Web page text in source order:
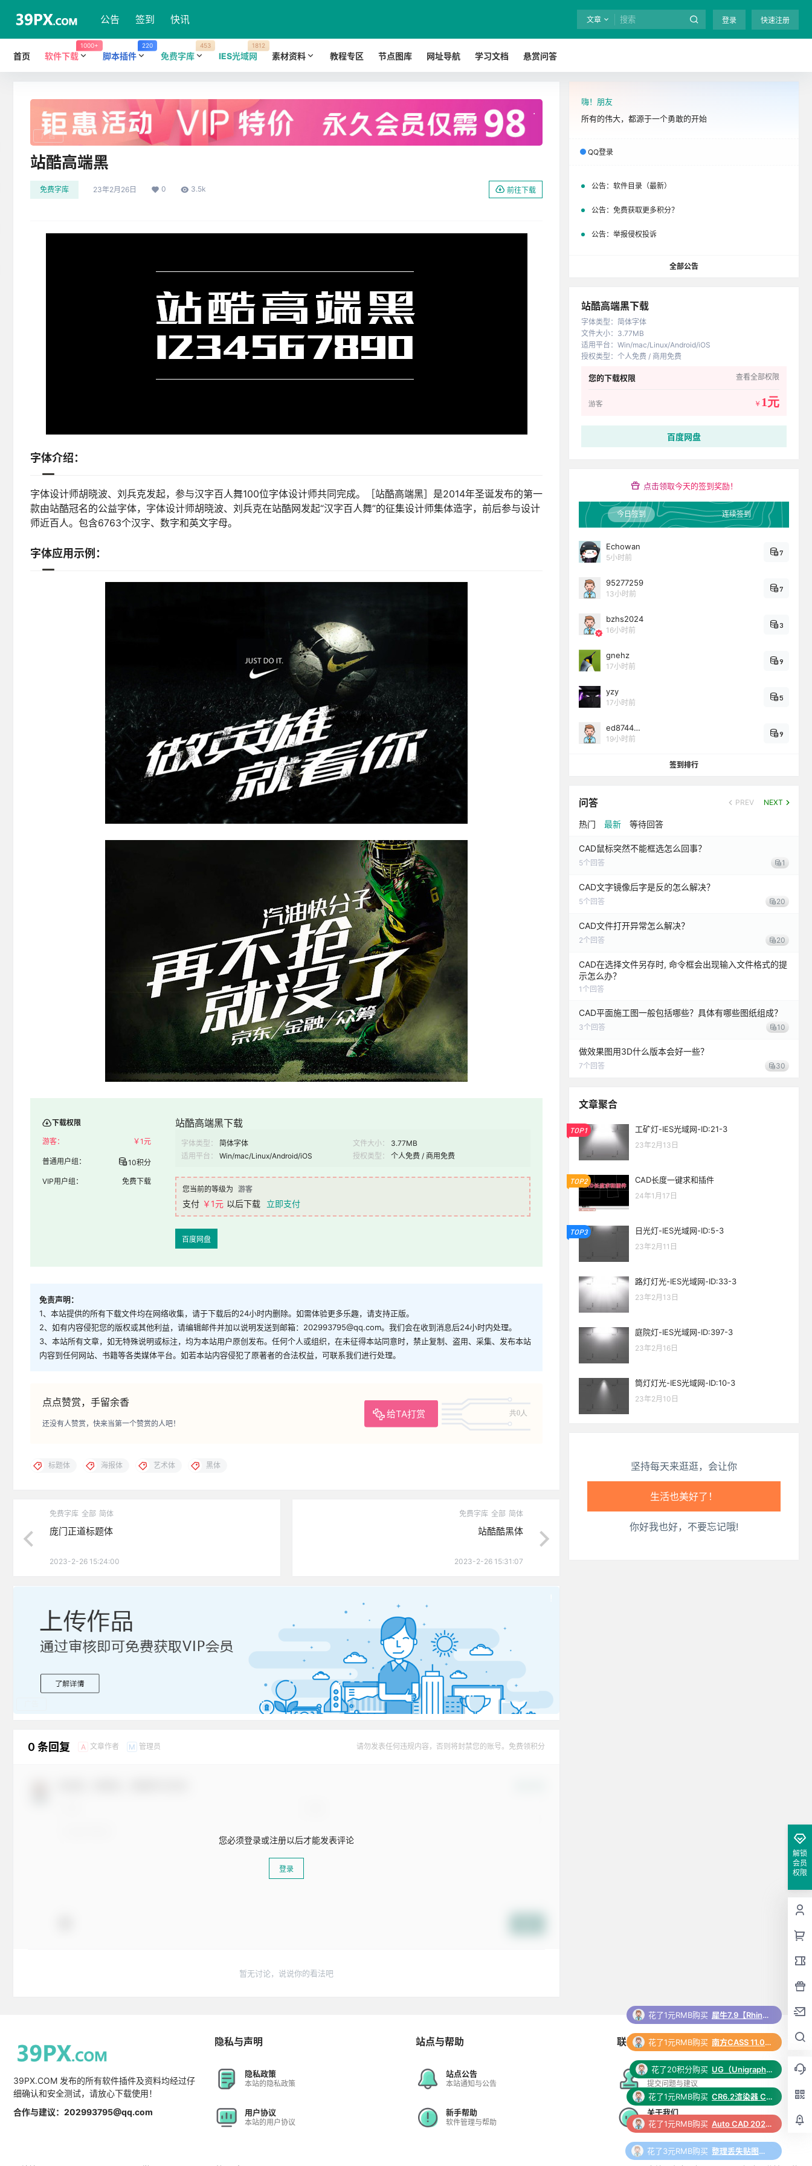
公告 签到 快讯 文章 登录 快速注册
首页 软件下载
1000+
脚本插件
220
免费字库
453
IES光域网
1812
素材资料 教程专区 节点图库 网址导航 学习文档 悬赏问答
. 全站终身免费下载！ 立即开通
广告
站酷高端黑
免费字库 23年2月26日 0 3.5k 前往下载
字体介绍：
字体设计师胡晓波、刘兵克发起，参与汉字百人舞100位字体设计师共同完成。［站酷高端黑］是2014年圣诞发布的第一
款由站酷冠名的公益字体，字体设计师胡晓波、刘兵克在站酷网发起“汉字百人舞”的征集设计师集体造字，前后参与设计
师近百人。包含6763个汉字、数字和英文字母。
字体应用示例：
下载权限
游客： ￥1元
普通用户组： 10积分
VIP用户组： 免费下载
站酷高端黑下载
字体类型： 简体字体 文件大小：
3.77MB
适用平台：
Win/mac/Linux/Android/iOS 授权类型： 个人免费 / 商用免费
您当前的等级为 游客
支付 ￥1元 以后下载 立即支付
百度网盘
免责声明：
1、本站提供的所有下载文件均在网络收集，请于下载后的24小时内删除。如需体验更多乐趣，请支持正版。
2、如有内容侵犯您的版权或其他利益，请编辑邮件并加以说明发送到邮箱：202993795@qq.com。我们会在收到消息后24小时内处理。
3、本站所有文章，如无特殊说明或标注，均为本站用户原创发布。任何个人或组织，在未征得本站同意时，禁止复制、盗用、采集、发布本站
内容到任何网站、书籍等各类媒体平台。如若本站内容侵犯了原著者的合法权益，可联系我们进行处理。
点点赞赏，手留余香
给TA打赏 共0人
还没有人赞赏，快来当第一个赞赏的人吧！
标题体 海报体 艺术体 黑体
免费字库 全部 简体
庞门正道标题体
2023-2-26 15:24:00
免费字库 全部 简体
站酷酷黑体
2023-2-26 15:31:07
0 条回复 A 文章作者 M 管理员 请勿发表任何违规内容，否则将封禁您的账号。免费领积分
您必须登录或注册以后才能发表评论
登录
暂无讨论，说说你的看法吧
嗨！朋友
所有的伟大，都源于一个勇敢的开始
QQ登录
公告： 软件目录（最新）
公告： 免费获取更多积分？
公告： 举报侵权投诉
全部公告
站酷高端黑下载
字体类型 ： 简体字体
文件大小： 3.77MB
适用平台 ： Win/mac/Linux/Android/iOS
授权类型 ： 个人免费 / 商用免费
您的下载权限 查看全部权限
游客 ￥ 1元
百度网盘
点击领取今天的签到奖励！
今日签到 连续签到
Echowan
5小时前
7
95277259
13小时前
7
bzhs2024
16小时前
3
gnehz
17小时前
9
yzy
17小时前
5
ed8744…
19小时前
9
签到排行
问答 PREV NEXT
热门 最新 等待回答
CAD鼠标突然不能框选怎么回事？
5个回答 1
CAD文字镜像后字是反的怎么解决？
5个回答 20
CAD文件打开异常怎么解决？
2个回答 20
CAD在选择文件另存时, 命令框会出现输入文件格式的提
示怎么办？
1 个回答
CAD平面施工图一般包括哪些？具体有哪些图纸组成？
3个回答 10
做效果图用3D什么版本会好一些？
7个回答 30
文章聚合
TOP1 工矿灯-IES光域网-ID:21-3
23年2月13日
TOP2 CAD长度一键求和插件
24年1月17日
TOP3 日光灯-IES光域网-ID:5-3
23年2月11日
路灯灯光-IES光域网-ID:33-3
23年2月13日
庭院灯-IES光域网-ID:397-3
23年2月16日
筒灯灯光-IES光域网-ID:10-3
23年2月10日
坚持每天来逛逛，会让你
生活也美好了！
走路也有劲了！
你好我也好，不要忘记哦!
解锁
会员
权限
39PX.COM 发布的所有软件插件及资料均经过仔
细确认和安全测试，请放心下载使用！
合作与建议：202993795@qq.com
隐私与声明
隐私政策
本站的隐私政策
用户协议
本站的用户协议
站点与帮助
站点公告
本站通知与公告
新手帮助
软件管理与帮助
联系与合作
在线工单
提交问题与建议
关于我们
更多支持与合作
花了1元RMB购买 南方CASS 11.0 软件安装包下载和安装教程
花了20积分购买 UG（Unigraphics NX）12.0 安装包下载及安装教程
花了1元RMB购买 CR6.2渲染器 Corona 6.2 for 3ds Max（2014-2022）中/英文版下载和安装教程
花了1元RMB购买 Auto CAD 2024 中文64位破解版+安装教程+Win8/10/11版下载
花了3元RMB购买 整理丢失贴图脚本 3Dmax脚本下载
花了1元RMB购买